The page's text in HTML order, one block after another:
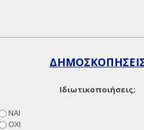
Ιδιωτικοποιήσεις;
ΝΑΙ
ΟΧΙ